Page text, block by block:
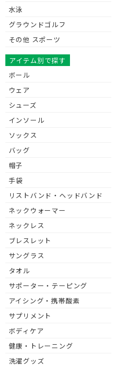
水泳
グラウンドゴルフ
その他 スポーツ
アイテム別で探す
ボール
ウェア
シューズ
インソール
ソックス
バッグ
帽子
手袋
リストバンド・ヘッドバンド
ネックウォーマー
ネックレス
ブレスレット
サングラス
タオル
サポーター・テーピング
アイシング・携帯酸素
サプリメント
ボディケア
健康・トレーニング
洗濯グッズ